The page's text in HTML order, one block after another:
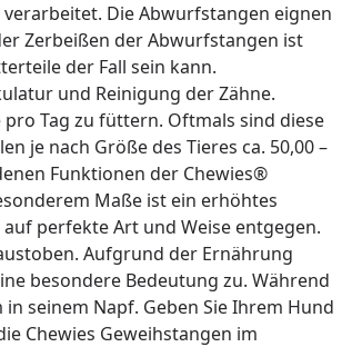
Die Abwurfstangen eignen
Zerbeißen der Abwurfstangen ist
der Fall sein kann.
und Reinigung der Zähne.
Tag zu füttern. Oftmals sind diese
je nach Größe des Tieres ca. 50,00 –
Funktionen der Chewies®
Maße ist ein erhöhtes
perfekte Art und Weise entgegen.
Aufgrund der Ernährung
besondere Bedeutung zu. Während
seinem Napf. Geben Sie Ihrem Hund
Chewies Geweihstangen im